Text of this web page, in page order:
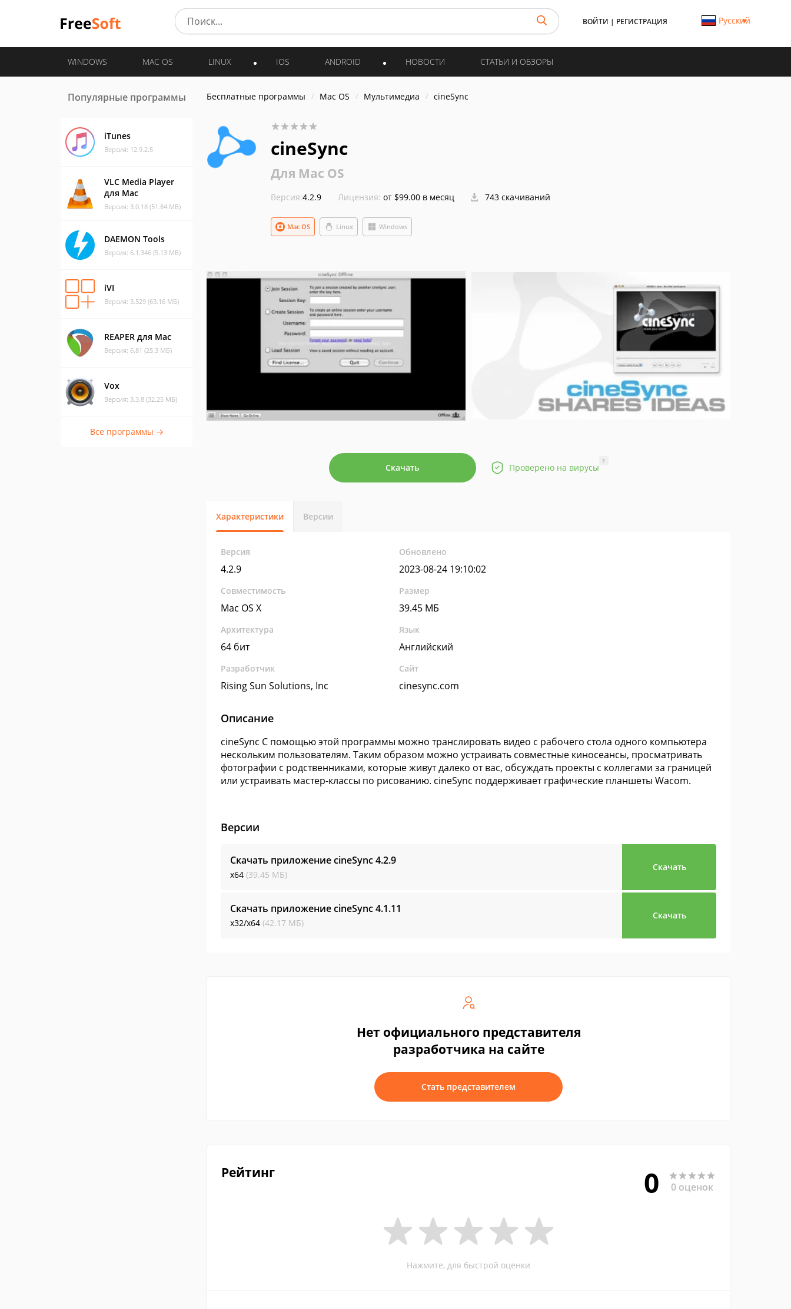
ВОЙТИ | РЕГИСТРАЦИЯ Русский
WINDOWS MAC OS LINUX IOS ANDROID НОВОСТИ СТАТЬИ И ОБЗОРЫ
Популярные программы
iTunes
Версия: 12.9.2.5
VLC Media Player
для Mac
Версия: 3.0.18 (51.84 МБ)
DAEMON Tools
Версия: 6.1.346 (5.13 МБ)
iVI
Версия: 3.529 (63.16 МБ)
REAPER для Mac
Версия: 6.81 (25.3 МБ)
Vox
Версия: 3.3.8 (32.25 МБ)
Все программы →
Бесплатные программы Mac OS Мультимедиа cineSync
cineSync
Для Mac OS
Версия:4.2.9 Лицензия: от $99.00 в месяц 743 скачиваний
Mac OS Linux Windows
Скачать Проверено на вирусы
?
Характеристики Версии
Версия
4.2.9
Обновлено
2023-08-24 19:10:02
Совместимость
Mac OS X
Размер
39.45 МБ
Архитектура
64 бит
Язык
Английский
Разработчик
Rising Sun Solutions, Inc
Сайт
cinesync.com
Описание
cineSync С помощью этой программы можно транслировать видео с рабочего стола одного компьютера
нескольким пользователям. Таким образом можно устраивать совместные киносеансы, просматривать
фотографии с родственниками, которые живут далеко от вас, обсуждать проекты с коллегами за границей
или устраивать мастер-классы по рисованию. cineSync поддерживает графические планшеты Wacom.
Версии
Скачать приложение cineSync4.2.9
x64 (39.45 МБ)
Скачать
Скачать приложение cineSync4.1.11
x32/x64 (42.17 МБ)
Скачать
Нет официального представителя
разработчика на сайте
Стать представителем
Рейтинг 0 0 оценок
Нажмите, для быстрой оценки